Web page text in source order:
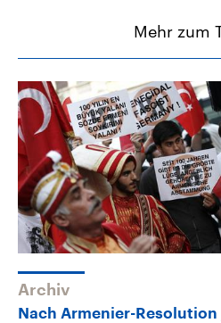
Mehr zum
Archiv
Nach Armenier-Resolution